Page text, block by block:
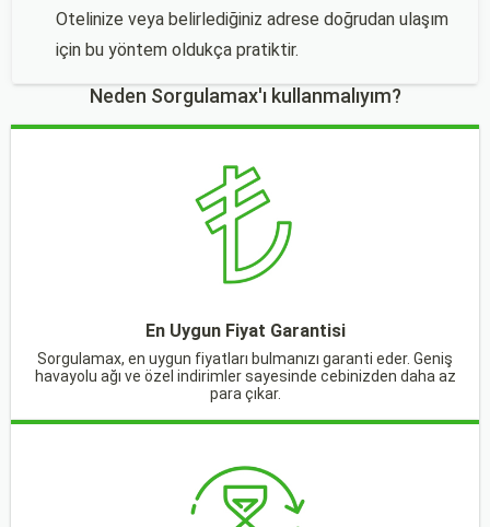
Otelinize veya belirlediğiniz adrese doğrudan ulaşım
için bu yöntem oldukça pratiktir.
Neden Sorgulamax'ı kullanmalıyım?
En Uygun Fiyat Garantisi
Sorgulamax, en uygun fiyatları bulmanızı garanti eder. Geniş
havayolu ağı ve özel indirimler sayesinde cebinizden daha az
para çıkar.